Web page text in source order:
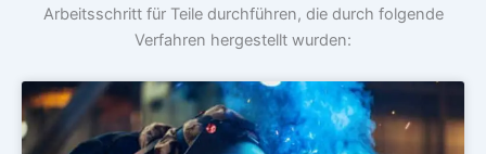
Arbeitsschritt für Teile durchführen, die durch folgende
Verfahren hergestellt wurden: